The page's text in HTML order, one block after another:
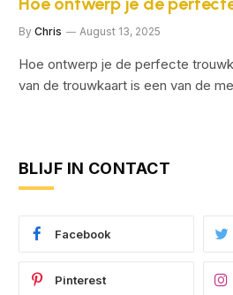
By Chris August 13, 2025
Hoe ontwerp je de perfecte
van de trouwkaart is een van de
BLIJF IN CONTACT
Facebook
Pinterest